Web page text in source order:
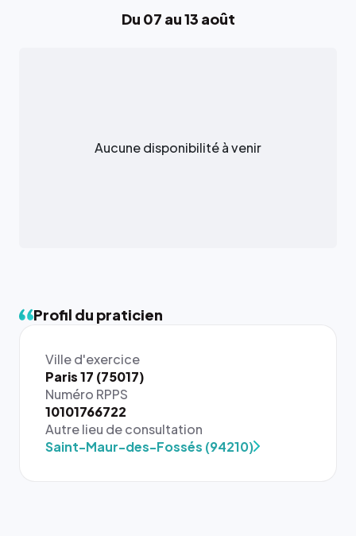
Du 07 au 13 août
Aucune disponibilité à venir
Profil du praticien
Ville d'exercice
Paris 17 (75017)
Numéro RPPS
10101766722
Autre lieu de consultation
Saint-Maur-des-Fossés (94210)
{# 40×40
: la taille
rendue par
`.profile-